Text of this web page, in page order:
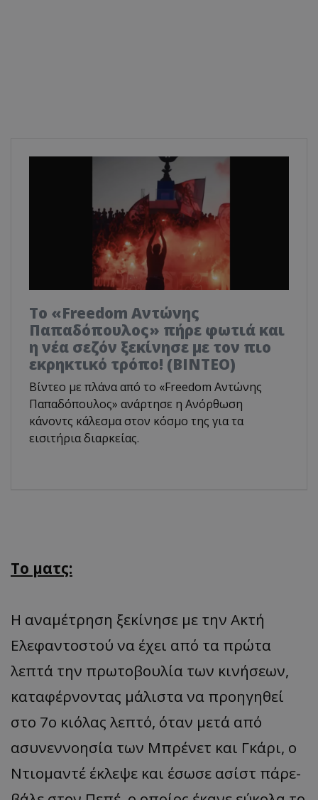
Το «Freedom Αντώνης
Παπαδόπουλος» πήρε φωτιά και
η νέα σεζόν ξεκίνησε με τον πιο
εκρηκτικό τρόπο! (ΒΙΝΤΕΟ)
Βίντεο με πλάνα από το «Freedom Αντώνης
Παπαδόπουλος» ανάρτησε η Ανόρθωση
κάνοντς κάλεσμα στον κόσμο της για τα
εισιτήρια διαρκείας.
Το ματς:
Η αναμέτρηση ξεκίνησε με την Ακτή
Ελεφαντοστού να έχει από τα πρώτα
λεπτά την πρωτοβουλία των κινήσεων,
καταφέρνοντας μάλιστα να προηγηθεί
στο 7ο κιόλας λεπτό, όταν μετά από
ασυνεννοησία των Μπρένετ και Γκάρι, ο
Ντιομαντέ έκλεψε και έσωσε ασίστ πάρε-